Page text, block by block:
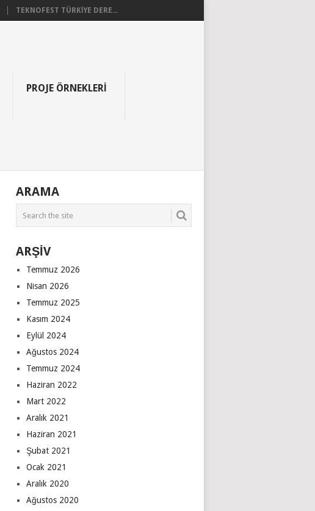
TEKNOFEST TÜRKİYE DERE...
PROJE ÖRNEKLERI
ARAMA
ARŞİV
Temmuz 2026
Nisan 2026
Temmuz 2025
Kasım 2024
Eylül 2024
Ağustos 2024
Temmuz 2024
Haziran 2022
Mart 2022
Aralık 2021
Haziran 2021
Şubat 2021
Ocak 2021
Aralık 2020
Ağustos 2020